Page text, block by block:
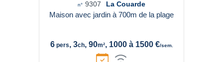
n° 9307 La Couarde
Maison avec jardin à 700m de la plage
6pers, 3ch, 90m², 1000 à 1500 €/sem.